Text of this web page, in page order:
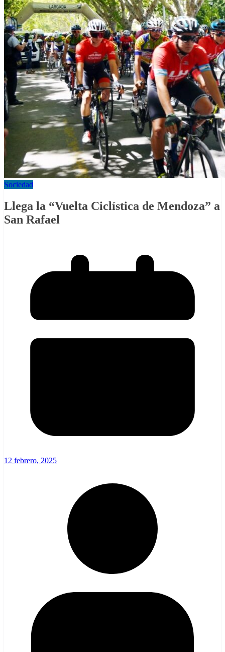
Sociedad
Llega la “Vuelta Ciclística de Mendoza” a
San Rafael
12 febrero, 2025